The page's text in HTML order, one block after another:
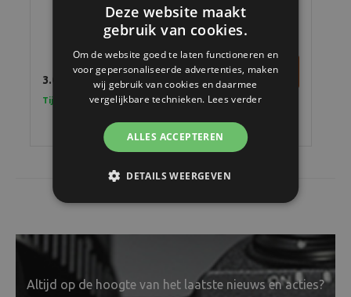
Canon XA75 4K videocamera
3.049,95
Tijdelijk uitverkocht, maar wel bestelbaar!
Altijd op de hoogte van het laatste nieuws en acties?
Deze website maakt
gebruik van cookies.
Om de website goed te laten functioneren en
voor gepersonaliseerde advertenties, maken
wij gebruik van cookies en daarmee
vergelijkbare technieken. Lees verder
ALLES ACCEPTEREN
DETAILS WEERGEVEN